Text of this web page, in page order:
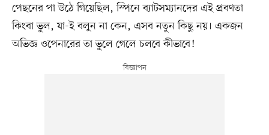
পেছনের পা উঠে গিয়েছিল, স্পিনে ব্যাটসম্যানদের এই প্রবণতা
কিংবা ভুল, যা-ই বলুন না কেন, এসব নতুন কিছু নয়। একজন
অভিজ্ঞ ওপেনারের তা ভুলে গেলে চলবে কীভাবে!